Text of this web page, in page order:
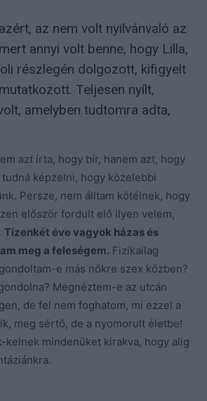
az nem volt nyilvánvaló az
annyi volt benne, hogy Lilla,
részlegén dolgozott, kifigyelt
Teljesen nyílt,
amelyben tudtomra adta,
azt írta, hogy bír, hanem azt, hogy
képzelni, hogy közelebbi
Persze, nem álltam kötélnek, hogy
először fordult elő ilyen velem,
Tizenkét éve vagyok házas és
meg a feleségem. Fizikailag
e más nőkre szex közben?
Megnéztem-e az utcán
de fel nem foghatom, mi ezzel a
meg sértő, de a nyomorult életbe!
kelnek mindenüket kirakva, hogy alig